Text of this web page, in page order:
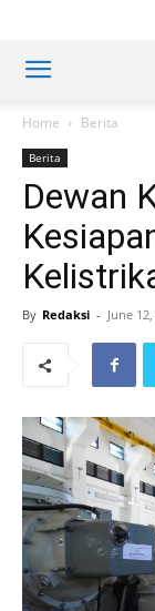
Home Berita
Berita
Dewan
By Redaksi - June